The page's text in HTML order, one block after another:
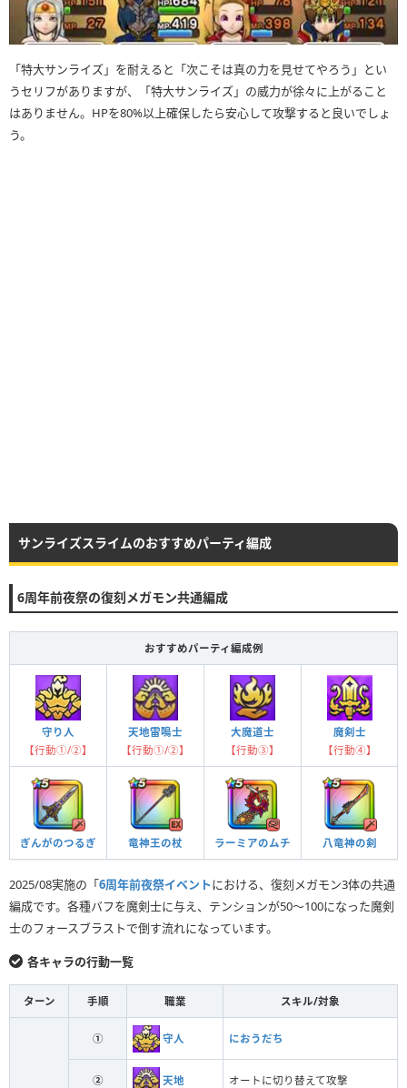
「特大サンライズ」を耐えると「次こそは真の力を見せてやろう」とい
うセリフがありますが、「特大サンライズ」の威力が徐々に上がること
はありません。HPを80%以上確保したら安心して攻撃すると良いでしょ
う。
サンライズスライムのおすすめパーティ編成
6周年前夜祭の復刻メガモン共通編成
おすすめパーティ編成例
守り人
【行動①/②】
天地雷鳴士
【行動①/②】
大魔道士
【行動③】
魔剣士
【行動④】
ぎんがのつるぎ 竜神王の杖 ラーミアのムチ 八竜神の剣
2025/08実施の「6周年前夜祭イベントにおける、復刻メガモン3体の共通
編成です。各種バフを魔剣士に与え、テンションが50～100になった魔剣
士のフォースブラストで倒す流れになっています。
各キャラの行動一覧
ターン 手順 職業 スキル/対象
① 守人 におうだち
② 天地 オートに切り替えて攻撃